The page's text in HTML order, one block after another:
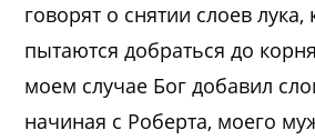
говорят о снятии слоев лука,
пытаются добраться до
моем случае Бог добавил
начиная с Роберта, моего